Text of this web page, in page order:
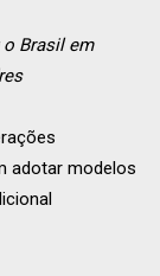
Brasil em
adotar modelos